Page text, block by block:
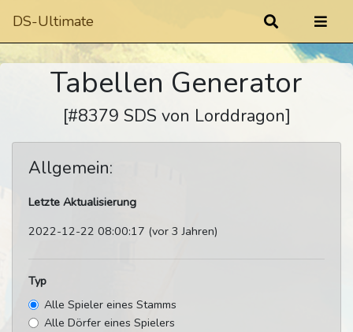
DS-Ultimate
Tabellen Generator
[#8379 SDS von Lorddragon]
Allgemein:
Letzte Aktualisierung
2022-12-22 08:00:17 (vor 3 Jahren)
Typ
Alle Spieler eines Stamms
Alle Dörfer eines Spielers